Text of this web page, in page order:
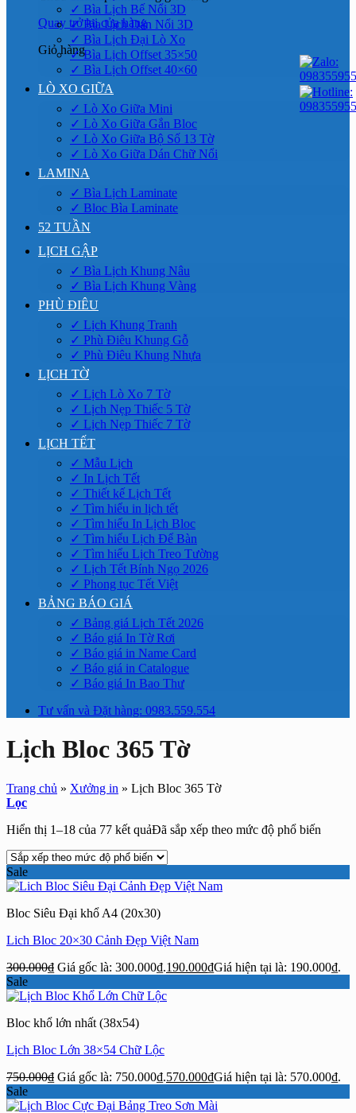
Quay trở lại cửa hàng
Giỏ hàng
✓ Bìa Lịch Bế Nổi 3D
✓ Bìa Lịch Dán Nổi 3D
✓ Bìa Lịch Đại Lò Xo
✓ Bìa Lịch Offset 35×50
✓ Bìa Lịch Offset 40×60
LÒ XO GIỮA
✓ Lò Xo Giữa Mini
✓ Lò Xo Giữa Gắn Bloc
✓ Lò Xo Giữa Bộ Số 13 Tờ
✓ Lò Xo Giữa Dán Chữ Nổi
LAMINA
✓ Bìa Lịch Laminate
✓ Bloc Bìa Laminate
52 TUẦN
LỊCH GẬP
✓ Bìa Lịch Khung Nâu
✓ Bìa Lịch Khung Vàng
PHÙ ĐIÊU
✓ Lịch Khung Tranh
✓ Phù Điêu Khung Gỗ
✓ Phù Điêu Khung Nhựa
LỊCH TỜ
✓ Lịch Lò Xo 7 Tờ
✓ Lịch Nẹp Thiếc 5 Tờ
✓ Lịch Nẹp Thiếc 7 Tờ
LỊCH TẾT
✓ Mẫu Lịch
✓ In Lịch Tết
✓ Thiết kế Lịch Tết
✓ Tìm hiểu in lịch tết
✓ Tìm hiểu In Lịch Bloc
✓ Tìm hiểu Lịch Để Bàn
✓ Tìm hiểu Lịch Treo Tường
✓ Lịch Tết Bính Ngọ 2026
✓ Phong tục Tết Việt
BẢNG BÁO GIÁ
✓ Bảng giá Lịch Tết 2026
✓ Báo giá In Tờ Rơi
✓ Báo giá in Name Card
✓ Báo giá in Catalogue
✓ Báo giá In Bao Thư
Tư vấn và Đặt hàng: 0983.559.554
Lịch Bloc 365 Tờ
Trang chủ » Xưởng in » Lịch Bloc 365 Tờ
Lọc
Hiển thị 1–18 của 77 kết quảĐã sắp xếp theo mức độ phổ biến
Sale
Bloc Siêu Đại khổ A4 (20x30)
Lich Bloc 20×30 Cảnh Đẹp Việt Nam
300.000₫ Giá gốc là: 300.000₫.190.000₫Giá hiện tại là: 190.000₫.
Sale
Bloc khổ lớn nhất (38x54)
Lịch Bloc Lớn 38×54 Chữ Lộc
750.000₫ Giá gốc là: 750.000₫.570.000₫Giá hiện tại là: 570.000₫.
Sale